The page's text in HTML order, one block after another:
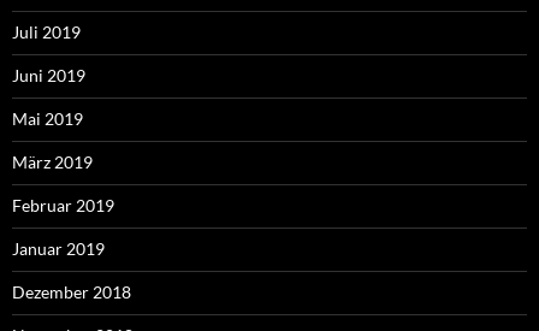
Juli 2019
Juni 2019
Mai 2019
März 2019
Februar 2019
Januar 2019
Dezember 2018